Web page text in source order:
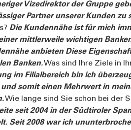
Vizedirektor der Gruppe
Partner unserer Kunden zu
Die Kundennähe ist für mich
mittlerweile wichtigen
anbieten Diese
Banken.Was sind Ihre Ziele in
im Filialbereich bin ich
somit einen Mehrwert in
Wie lange sind Sie schon bei der
seit 2004 in der Südtiroler
Seit 2008 war ich